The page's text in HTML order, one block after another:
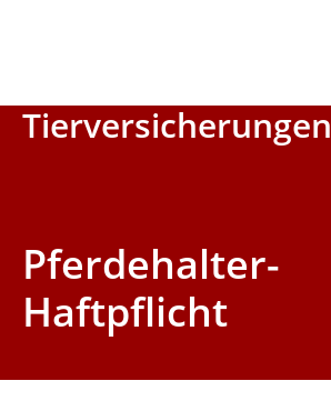
Tierversicherungen
Pferdehalter-
Haftpflicht